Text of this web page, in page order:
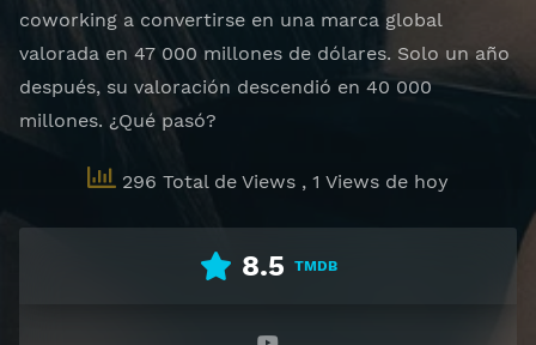
coworking a convertirse en una marca global
valorada en 47 000 millones de dólares. Solo un año
después, su valoración descendió en 40 000
millones. ¿Qué pasó?
296 Total de Views , 1 Views de hoy
8.5 TMDB